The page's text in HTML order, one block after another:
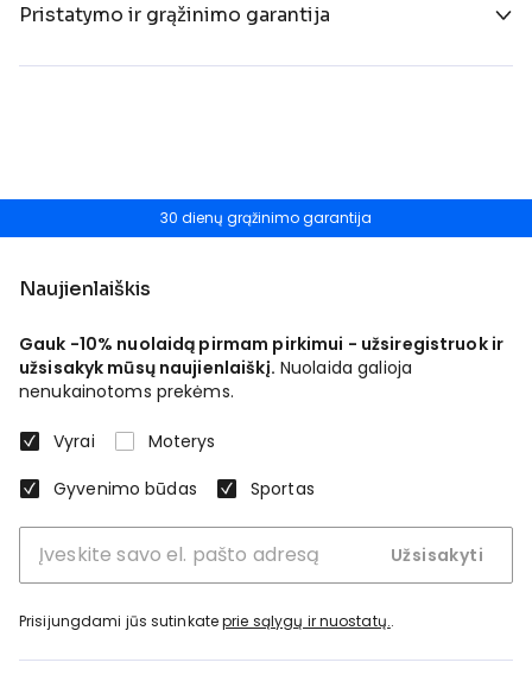
Pristatymo ir grąžinimo garantija
30 dienų grąžinimo garantija
Naujienlaiškis
Gauk -10% nuolaidą pirmam pirkimui - užsiregistruok ir
užsisakyk mūsų naujienlaiškį. Nuolaida galioja
nenukainotoms prekėms.
Vyrai
Moterys
Gyvenimo būdas
Sportas
Užsisakyti
Prisijungdami jūs sutinkateprie sąlygų ir nuostatų..